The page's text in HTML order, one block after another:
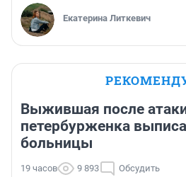
Екатерина Литкевич
Выжившая после
петербурженка
больницы
19 часов 9 893 Обсудить